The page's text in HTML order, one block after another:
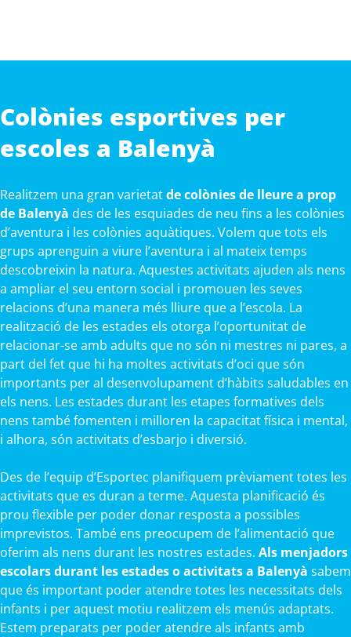
Colònies esportives per
escoles a Balenyà
Realitzem una gran varietatde colònies de lleure a prop
de Balenyà des de les esquiades de neu fins a les colònies
d’aventura i les colònies aquàtiques. Volem que tots els
grups aprenguin a viure l’aventura i al mateix temps
descobreixin la natura. Aquestes activitats ajuden als nens
a ampliar el seu entorn social i promouen les seves
relacions d’una manera més lliure que a l’escola. La
realització de les estades els otorga l’oportunitat de
relacionar-se amb adults que no són ni mestres ni pares, a
part del fet que hi ha moltes activitats d’oci que són
importants per al desenvolupament d’hàbits saludables en
els nens. Les estades durant les etapes formatives dels
nens també fomenten i milloren la capacitat física i mental,
i alhora, són activitats d’esbarjo i diversió.
Des de l’equip d’Esportec planifiquem prèviament totes les
activitats que es duran a terme. Aquesta planificació és
prou flexible per poder donar resposta a possibles
imprevistos. També ens preocupem de l’alimentació que
oferim als nens durant les nostres estades. Als menjadors
escolars durant les estades o activitats a Balenyà sabem
que és important poder atendre totes les necessitats dels
infants i per aquest motiu realitzem els menús adaptats.
Estem preparats per poder atendre als infants amb